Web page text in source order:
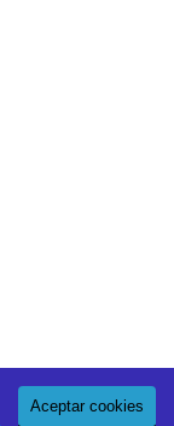
rights reserved.
Aceptar cookies